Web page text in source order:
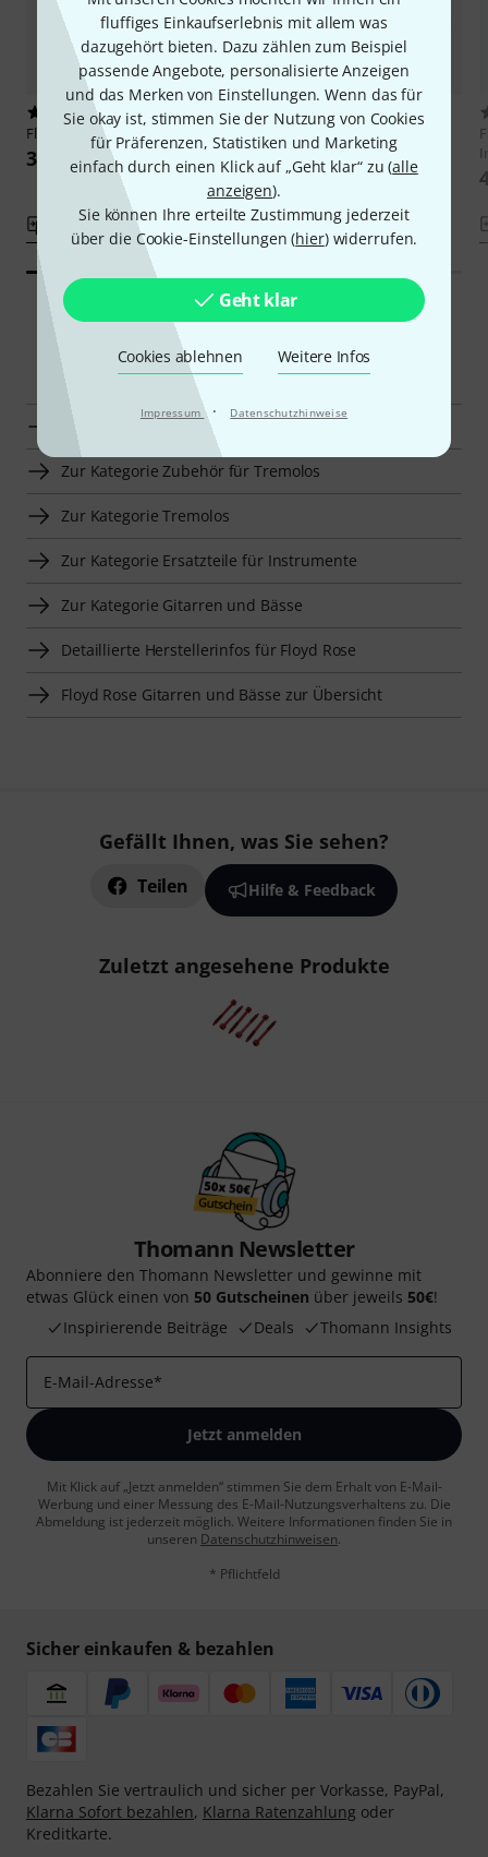
fluffiges Einkaufserlebnis mit allem was
dazugehört bieten. Dazu zählen zum Beispiel
passende Angebote, personalisierte Anzeigen
und das Merken von Einstellungen. Wenn das für
Sie okay ist, stimmen Sie der Nutzung von Cookies
für Präferenzen, Statistiken und Marketing
einfach durch einen Klick auf „Geht klar“ zu (alle
anzeigen).
Sie können Ihre erteilte Zustimmung jederzeit
über die Cookie-Einstellungen (hier) widerrufen.
Geht klar
Cookies ablehnen Weitere Infos
Impressum · Datenschutzhinweise
87
Floyd RoseString locking screws
33 CHF
Vergleichen
55
Floyd Rose Push-In Style
Tremolo Arm BL
25 CHF
Vergleichen
Smart Navigator
Floyd Rose Zubehör für Tremolos zur Übersicht
Zur Kategorie Zubehör für Tremolos
Zur Kategorie Tremolos
Zur Kategorie Ersatzteile für Instrumente
Zur Kategorie Gitarren und Bässe
Detaillierte Herstellerinfos für Floyd Rose
Floyd Rose Gitarren und Bässe zur Übersicht
Gefällt Ihnen, was Sie sehen?
Teilen Hilfe & Feedback
Zuletzt angesehene Produkte
Thomann Newsletter
Abonniere den Thomann Newsletter und gewinne mit
etwas Glück einen von 50 Gutscheinen über jeweils 50€!
Inspirierende Beiträge
Deals Thomann Insights
E-Mail-Adresse*
Jetzt anmelden
Mit Klick auf „Jetzt anmelden“ stimmen Sie dem Erhalt von E-Mail-
Werbung und einer Messung des E-Mail-Nutzungsverhaltens zu. Die
Abmeldung ist jederzeit möglich. Weitere Informationen finden Sie in
unseren Datenschutzhinweisen.
* Pflichtfeld
Sicher einkaufen & bezahlen
Bezahlen Sie vertraulich und sicher per Vorkasse, PayPal,
Klarna Sofort bezahlen, Klarna Ratenzahlung oder
Kreditkarte.